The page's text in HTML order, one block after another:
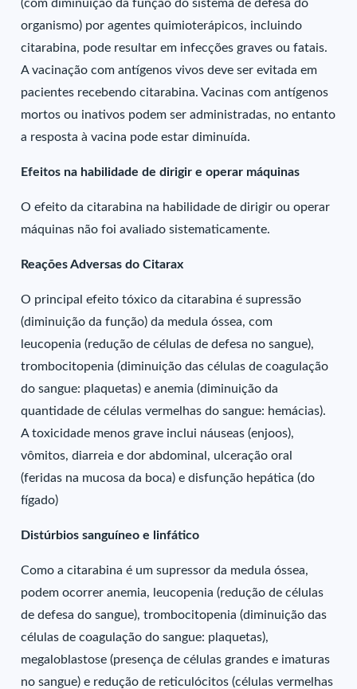
(com diminuição da função do sistema de defesa do
organismo) por agentes quimioterápicos, incluindo
citarabina, pode resultar em infecções graves ou fatais.
A vacinação com antígenos vivos deve ser evitada em
pacientes recebendo citarabina. Vacinas com antígenos
mortos ou inativos podem ser administradas, no entanto
a resposta à vacina pode estar diminuída.
Efeitos na habilidade de dirigir e operar máquinas
O efeito da citarabina na habilidade de dirigir ou operar
máquinas não foi avaliado sistematicamente.
Reações Adversas do Citarax
O principal efeito tóxico da citarabina é supressão
(diminuição da função) da medula óssea, com
leucopenia (redução de células de defesa no sangue),
trombocitopenia (diminuição das células de coagulação
do sangue: plaquetas) e anemia (diminuição da
quantidade de células vermelhas do sangue: hemácias).
A toxicidade menos grave inclui náuseas (enjoos),
vômitos, diarreia e dor abdominal, ulceração oral
(feridas na mucosa da boca) e disfunção hepática (do
fígado)
Distúrbios sanguíneo e linfático
Como a citarabina é um supressor da medula óssea,
podem ocorrer anemia, leucopenia (redução de células
de defesa do sangue), trombocitopenia (diminuição das
células de coagulação do sangue: plaquetas),
megaloblastose (presença de células grandes e imaturas
no sangue) e redução de reticulócitos (células vermelhas